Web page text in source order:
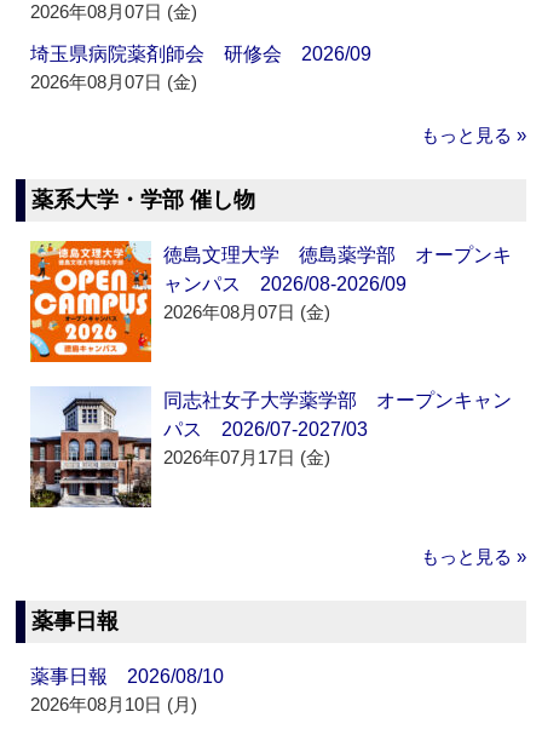
2026年08月07日 (金)
埼玉県病院薬剤師会 研修会 2026/09
2026年08月07日 (金)
もっと見る »
薬系大学・学部 催し物
徳島文理大学 徳島薬学部 オープンキ
ャンパス 2026/08-2026/09
2026年08月07日 (金)
同志社女子大学薬学部 オープンキャン
パス 2026/07-2027/03
2026年07月17日 (金)
もっと見る »
薬事日報
薬事日報 2026/08/10
2026年08月10日 (月)